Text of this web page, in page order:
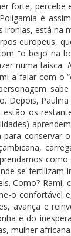
forte,
é
ironias, está na
europeus,
“o beijo na
numa faísca.
a falar com o
Depois,
estão os
para conservar
se fertilizam
Como? Rami,
o confortável
avança e
e do
mulher africana.